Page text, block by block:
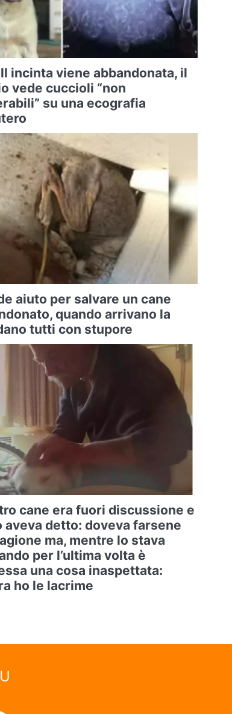
incinta viene abbandonata, il
vede cuccioli “non
su una ecografia
aiuto per salvare un cane
quando arrivano la
tutti con stupore
cane era fuori discussione e
aveva detto: doveva farsene
ma, mentre lo stava
per l’ultima volta è
una cosa inaspettata:
ho le lacrime